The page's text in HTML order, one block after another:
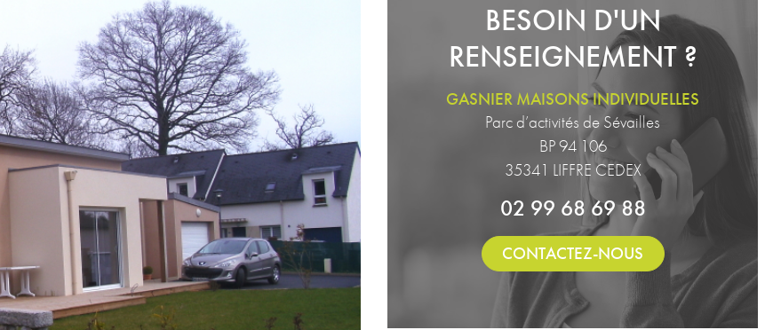
BESOIN D'UN
RENSEIGNEMENT ?
GASNIER MAISONS INDIVIDUELLES
Parc d’activités de Sévailles
BP 94 106
35341 LIFFRE CEDEX
02 99 68 69 88
CONTACTEZ-NOUS